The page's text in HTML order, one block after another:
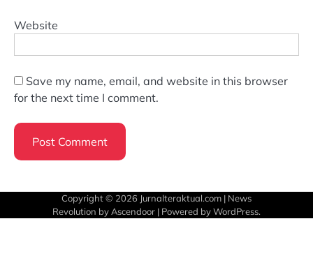
Website
Save my name, email, and website in this browser
for the next time I comment.
Copyright © 2026 Jurnalteraktual.com | News
Revolution by Ascendoor | Powered byWordPress.